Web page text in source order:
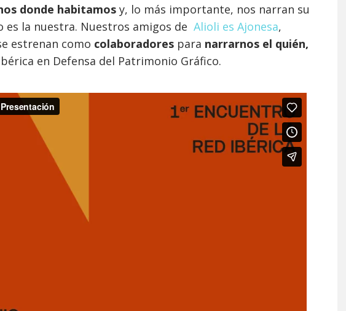
donde habitamos y, lo más importante, nos narran su
es la nuestra. Nuestros amigos de Alioli es Ajonesa,
estrenan como colaboradores para narrarnos el quién,
en Defensa del Patrimonio Gráfico.